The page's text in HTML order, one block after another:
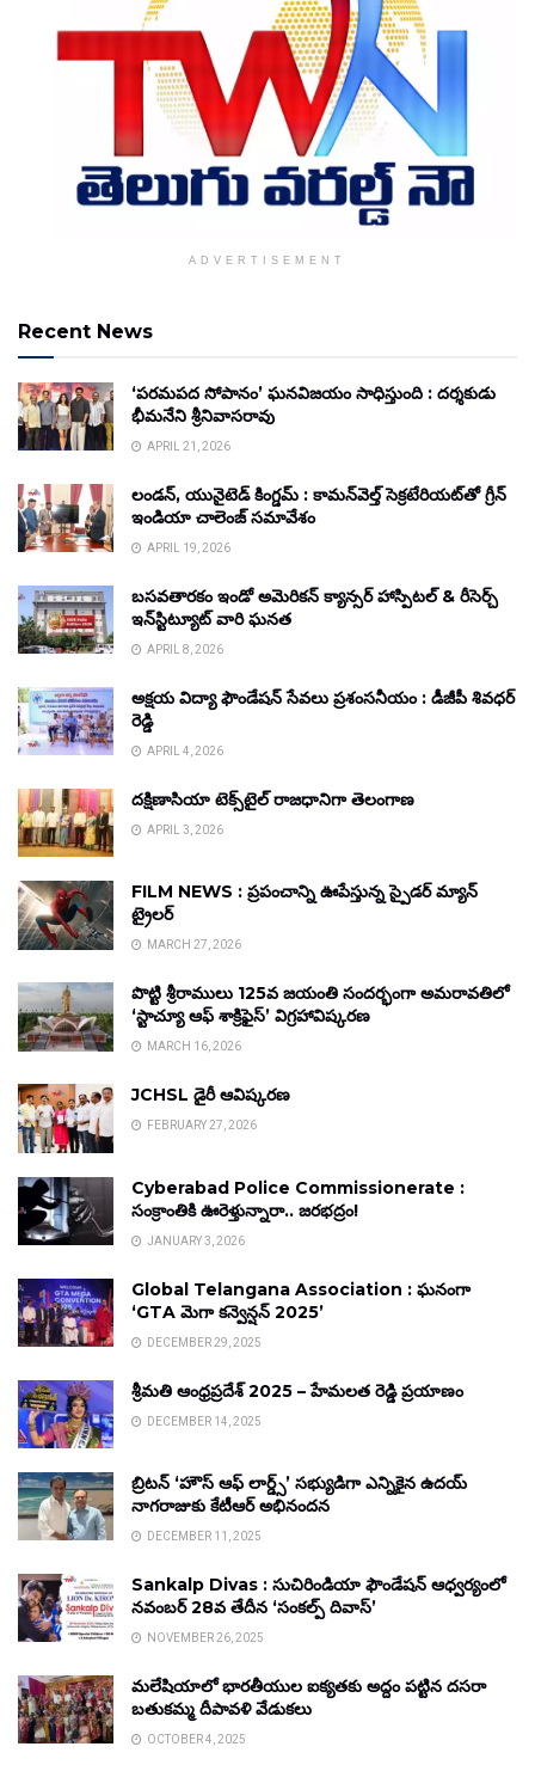
ADVERTISEMENT
Recent News
‘పరమపద సోపానం’ ఘనవిజయం సాధిస్తుంది : దర్శకుడు
భీమనేని శ్రీనివాసరావు
APRIL 21, 2026
లండన్, యునైటెడ్ కింగ్డమ్ : కామన్‌వెల్త్ సెక్రటేరియట్‌తో గ్రీన్
ఇండియా చాలెంజ్ సమావేశం
APRIL 19, 2026
బసవతారకం ఇండో అమెరికన్ క్యాన్సర్ హాస్పిటల్ & రీసెర్చ్
ఇన్‌స్టిట్యూట్ వారి ఘనత
APRIL 8, 2026
అక్షయ విద్యా ఫౌండేషన్ సేవలు ప్రశంసనీయం : డీజీపీ శివధర్
రెడ్డి
APRIL 4, 2026
దక్షిణాసియా టెక్స్‌టైల్ రాజధానిగా తెలంగాణ
APRIL 3, 2026
FILM NEWS : ప్రపంచాన్ని ఊపేస్తున్న స్పైడర్ మ్యాన్
ట్రైలర్
MARCH 27, 2026
పొట్టి శ్రీరాములు 125వ జయంతి సందర్భంగా అమరావతిలో
‘స్టాచ్యూ ఆఫ్ శాక్రిఫైస్’ విగ్రహావిష్కరణ
MARCH 16, 2026
JCHSL డైరీ ఆవిష్కరణ
FEBRUARY 27, 2026
Cyberabad Police Commissionerate :
సంక్రాంతికి ఊరెళ్తున్నారా.. జరభద్రం!
JANUARY 3, 2026
Global Telangana Association : ఘనంగా
‘GTA మెగా కన్వెన్షన్ 2025’
DECEMBER 29, 2025
శ్రీమతి ఆంధ్రప్రదేశ్ 2025 – హేమలత రెడ్డి ప్రయాణం
DECEMBER 14, 2025
బ్రిటన్ ‘హౌస్ ఆఫ్ లార్డ్స్’ సభ్యుడిగా ఎన్నికైన ఉదయ్
నాగరాజుకు కేటీఆర్ అభినందన
DECEMBER 11, 2025
Sankalp Divas : సుచిరిండియా ఫౌండేషన్ ఆధ్వర్యంలో
నవంబర్ 28వ తేదీన ‘సంకల్ప్ దివాస్’
NOVEMBER 26, 2025
మలేషియాలో భారతీయుల ఐక్యతకు అద్దం పట్టిన దసరా
బతుకమ్మ దీపావళి వేడుకలు
OCTOBER 4, 2025